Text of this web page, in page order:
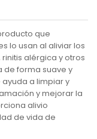
que
lo usan al aliviar los
alérgica y otros
de forma suave y
a limpiar y
y mejorar la
alivio
de vida de